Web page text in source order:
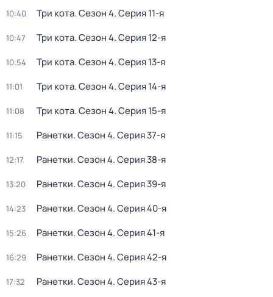
10:40 Три кота. Сезон 4. Серия 11-я
10:47 Три кота. Сезон 4. Серия 12-я
10:54 Три кота. Сезон 4. Серия 13-я
11:01 Три кота. Сезон 4. Серия 14-я
11:08 Три кота. Сезон 4. Серия 15-я
11:15 Ранетки. Сезон 4. Серия 37-я
12:17 Ранетки. Сезон 4. Серия 38-я
13:20 Ранетки. Сезон 4. Серия 39-я
14:23 Ранетки. Сезон 4. Серия 40-я
15:26 Ранетки. Сезон 4. Серия 41-я
16:29 Ранетки. Сезон 4. Серия 42-я
17:32 Ранетки. Сезон 4. Серия 43-я